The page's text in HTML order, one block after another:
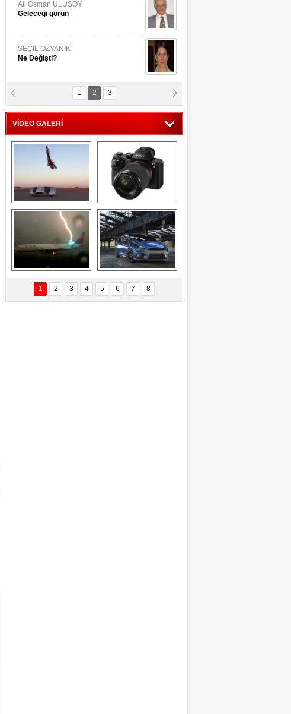
Ali Osman ULUSOY
Geleceği görün
SEÇİL ÖZYANIK
Ne Değişti?
MERİÇ KÖYATASI
Bayraksız Vatan !
1 2 3
VİDEO GALERİ
Savaş uçağı
pilotundan
muhteşem gösteri
Sony Alpha 7R II ön
inceleme
Delta uçağına
yıldırım çarptı
Ford Focus RS
(2015)
1 2 3 4 5 6 7 8